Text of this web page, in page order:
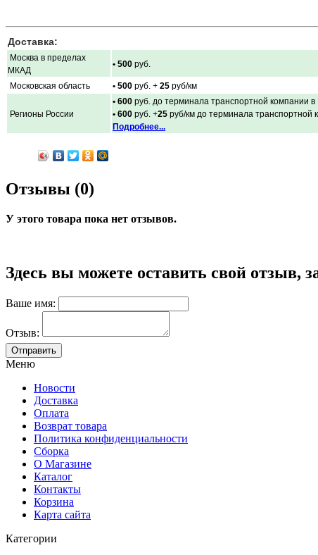
Доставка:
Москва в пределах
МКАД
• 500 руб.
Московская область • 500 руб. + 25 руб/км
Регионы России
• 600 руб. до терминала транспортной компании в
• 600 руб. +25 руб/км до терминала транспортной
Подробнее...
Отзывы (0)
У этого товара пока нет отзывов.
Здесь вы можете оставить свой отзыв,
Ваше имя:
Отзыв:
Меню
Новости
Доставка
Оплата
Возврат товара
Политика конфиденциальности
Сборка
О Магазине
Каталог
Контакты
Корзина
Карта сайта
Категории